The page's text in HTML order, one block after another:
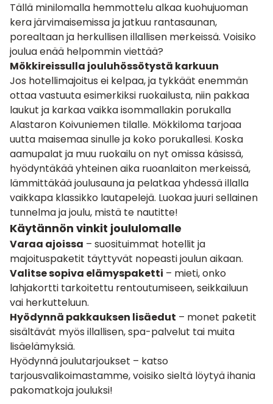
Tällä minilomalla hemmottelu alkaa kuohujuoman
kera järvimaisemissa ja jatkuu rantasaunan,
porealtaan ja herkullisen illallisen merkeissä. Voisiko
joulua enää helpommin viettää?
Mökkireissulla jouluhössötystä karkuun
Jos hotellimajoitus ei kelpaa, ja tykkäät enemmän
ottaa vastuuta esimerkiksi ruokailusta, niin pakkaa
laukut ja karkaa vaikka isommallakin porukalla
Alastaron Koivuniemen tilalle. Mökkiloma tarjoaa
uutta maisemaa sinulle ja koko porukallesi. Koska
aamupalat ja muu ruokailu on nyt omissa käsissä,
hyödyntäkää yhteinen aika ruoanlaiton merkeissä,
lämmittäkää joulusauna ja pelatkaa yhdessä illalla
vaikkapa klassikko lautapelejä. Luokaa juuri sellainen
tunnelma ja joulu, mistä te nautitte!
Käytännön vinkit joululomalle
Varaa ajoissa – suosituimmat hotellit ja
majoituspaketit täyttyvät nopeasti joulun aikaan.
Valitse sopiva elämyspaketti – mieti, onko
lahjakortti tarkoitettu rentoutumiseen, seikkailuun
vai herkutteluun.
Hyödynnä pakkauksen lisäedut – monet paketit
sisältävät myös illallisen, spa-palvelut tai muita
lisäelämyksiä.
Hyödynnä joulutarjoukset – katso
tarjousvalikoimastamme, voisiko sieltä löytyä ihania
pakomatkoja jouluksi!